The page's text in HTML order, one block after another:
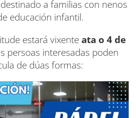
a familias con nenos
educación infantil.
estará vixenteata o 4 de
persoas interesadas poden
de dúas formas: